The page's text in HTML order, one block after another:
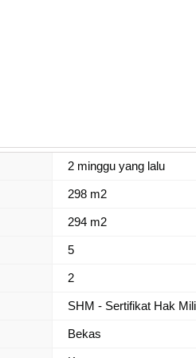
2 minggu yang lalu
298 m2
294 m2
5
2
SHM - Sertifikat Hak
Bekas